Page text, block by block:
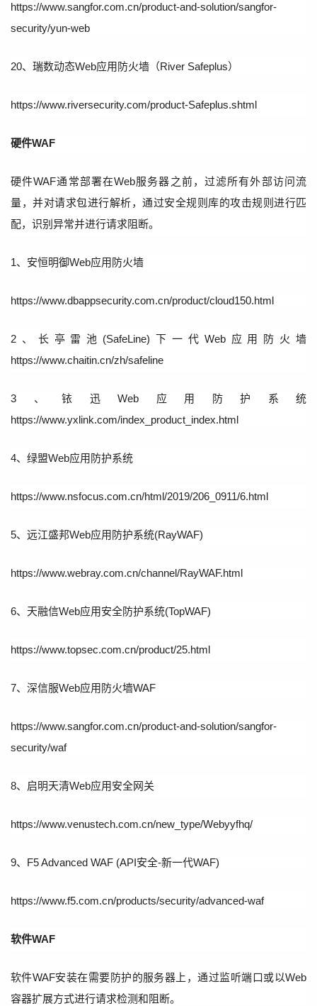
https://www.sangfor.com.cn/product-and-solution/sangfor-
security/yun-web
20、瑞数动态Web应用防火墙（River Safeplus）
https://www.riversecurity.com/product-Safeplus.shtml
硬件WAF
硬件WAF通常部署在Web服务器之前，过滤所有外部访问流
量，并对请求包进行解析，通过安全规则库的攻击规则进行匹
配，识别异常并进行请求阻断。
1、安恒明御Web应用防火墙
https://www.dbappsecurity.com.cn/product/cloud150.html
2、长亭雷池(SafeLine)下一代Web应用防火墙
https://www.chaitin.cn/zh/safeline
3、铱迅Web应用防护系统
https://www.yxlink.com/index_product_index.html
4、绿盟Web应用防护系统
https://www.nsfocus.com.cn/html/2019/206_0911/6.html
5、远江盛邦Web应用防护系统(RayWAF)
https://www.webray.com.cn/channel/RayWAF.html
6、天融信Web应用安全防护系统(TopWAF)
https://www.topsec.com.cn/product/25.html
7、深信服Web应用防火墙WAF
https://www.sangfor.com.cn/product-and-solution/sangfor-
security/waf
8、启明天清Web应用安全网关
https://www.venustech.com.cn/new_type/Webyyfhq/
9、F5 Advanced WAF (API安全-新一代WAF)
https://www.f5.com.cn/products/security/advanced-waf
软件WAF
软件WAF安装在需要防护的服务器上，通过监听端口或以Web
容器扩展方式进行请求检测和阻断。